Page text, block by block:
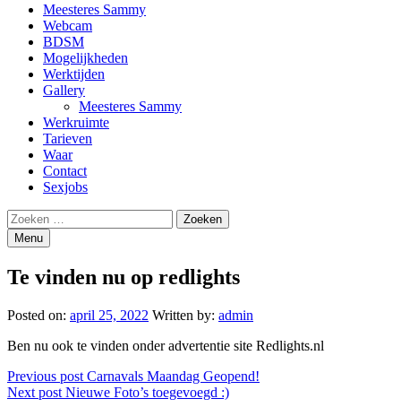
Primary
Menu
Meesteres Sammy
Webcam
BDSM
Mogelijkheden
Werktijden
Gallery
Meesteres Sammy
Werkruimte
Tarieven
Waar
Contact
Sexjobs
Search
Zoeken
naar:
Menu
Te vinden nu op redlights
Posted on: april 25, 2022 Written by: admin
Ben nu ook te vinden onder advertentie site Redlights.nl
Bericht
navigatie
Previous post Carnavals Maandag Geopend!
Next post Nieuwe Foto’s toegevoegd :)